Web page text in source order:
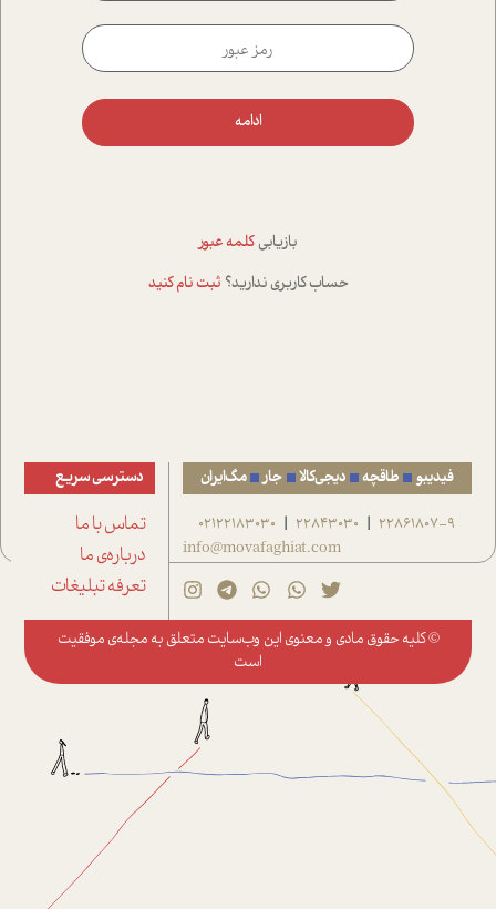
ادامه
بازیابی کلمه عبور
حساب کاربری ندارید؟ ثبت نام کنید
فیدیبو طاقچه دیجی‌کالا جار مگ‌ایران
22861807-9
|
22843030
|
02122183030
info@movafaghiat.com
دسترسی سریع
تماس با ما
درباره‌ی ما
تعرفه تبلیغات
© کلیه حقوق مادی و معنوی این وب‌سایت متعلق به مجله‌ی موفقیت
است